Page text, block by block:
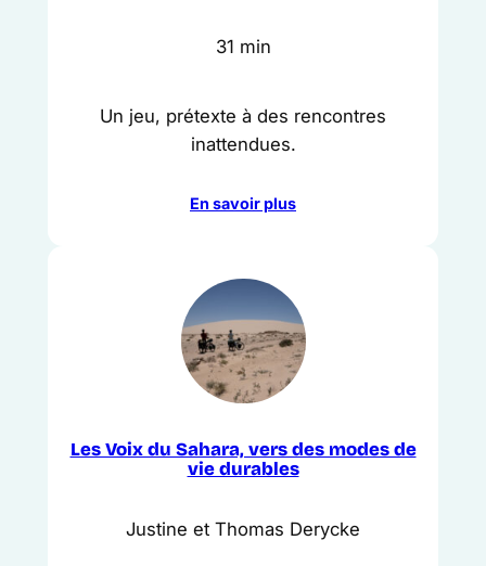
31 min
Un jeu, prétexte à des rencontres
inattendues.
En savoir plus
Les Voix du Sahara, vers des modes de
vie durables
Justine et Thomas Derycke